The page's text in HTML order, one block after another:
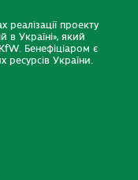
проекту
в Україні», який
Бенефіціаром є
ресурсів України.